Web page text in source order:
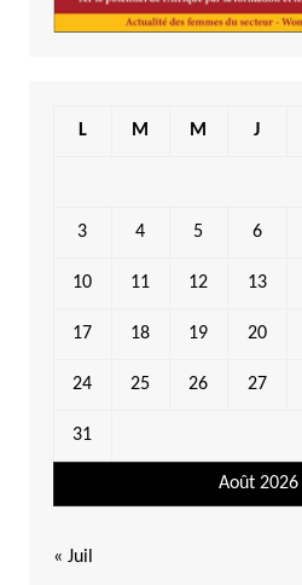
Août 2026
L M M J
3 4 5 6
10 11 12 13
17 18 19 20
24 25 26 27
31
« Juil